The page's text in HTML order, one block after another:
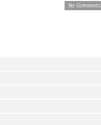
No Comments